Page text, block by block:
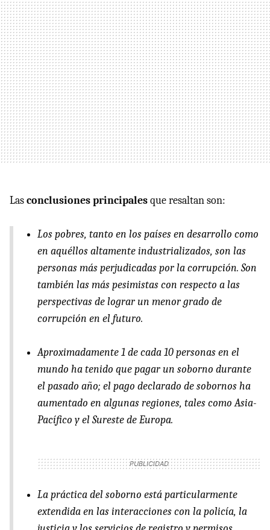
Lasconclusiones principalesque resaltan son:
Los pobres, tanto en los países en desarrollo como
en aquéllos altamente industrializados, son las
personas más perjudicadas por la corrupción. Son
también las más pesimistas con respecto a las
perspectivas de lograr un menor grado de
corrupción en el futuro.
Aproximadamente 1 de cada 10 personas en el
mundo ha tenido que pagar un soborno durante
el pasado año; el pago declarado de sobornos ha
aumentado en algunas regiones, tales como Asia-
Pacífico y el Sureste de Europa.
La práctica del soborno está particularmente
extendida en las interacciones con la policía, la